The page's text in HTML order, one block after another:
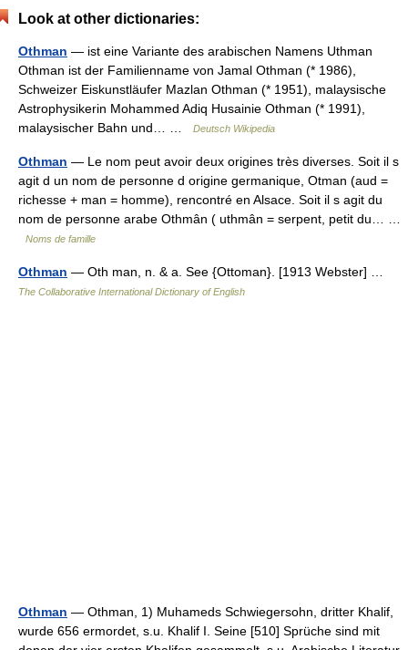
Look at other dictionaries:
Othman — ist eine Variante des arabischen Namens Uthman
Othman ist der Familienname von Jamal Othman (* 1986),
Schweizer Eiskunstläufer Mazlan Othman (* 1951), malaysische
Astrophysikerin Mohammed Adiq Husainie Othman (* 1991),
malaysischer Bahn und… …
Deutsch Wikipedia
Othman — Le nom peut avoir deux origines très diverses. Soit il s
agit d un nom de personne d origine germanique, Otman (aud =
richesse + man = homme), rencontré en Alsace. Soit il s agit du
nom de personne arabe Othmân ( uthmân = serpent, petit du… …
Noms de famille
Othman — Oth man, n. & a. See {Ottoman}. [1913 Webster] …
The Collaborative International Dictionary of English
Othman — Othman, 1) Muhameds Schwiegersohn, dritter Khalif,
wurde 656 ermordet, s.u. Khalif I. Seine [510] Sprüche sind mit